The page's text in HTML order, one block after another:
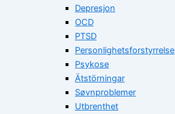
Depresjon
OCD
PTSD
Personlighetsforstyrrelse
Psykose
Ätstörningar
Søvnproblemer
Utbrenthet